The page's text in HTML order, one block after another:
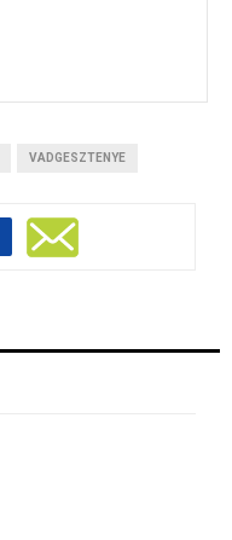
VADGESZTENYE